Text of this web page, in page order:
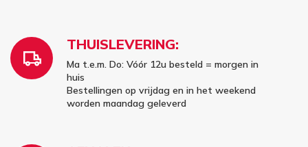
THUISLEVERING:
Ma t.e.m. Do: Vóór 12u besteld = morgen in
huis
Bestellingen op vrijdag en in het weekend
worden maandag geleverd